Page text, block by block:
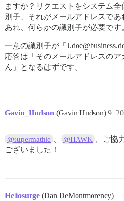
ますか？リクエストをシステム
別子、それがメールアドレスで
あれ、何らかの識別子が必要です
一意の識別子が「
応答は「そのメールアドレスの
ん」となるはずです。
Gavin_Hudson (Gavin Hudson) 9
@supermathie @HAWK
、ご協
ございました！
Heliosurge (Dan DeMontmorency)